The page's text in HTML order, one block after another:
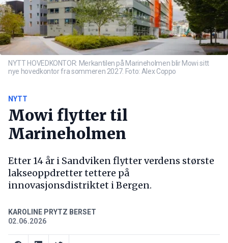
NYTT HOVEDKONTOR: Merkantilen på Marineholmen blir Mowi sitt
nye hovedkontor fra sommeren 2027. Foto: Alex Coppo
NYTT
Mowi flytter til
Marineholmen
Etter 14 år i Sandviken flytter verdens største
lakseoppdretter tettere på
innovasjonsdistriktet i Bergen.
KAROLINE PRYTZ BERSET
02.06.2026